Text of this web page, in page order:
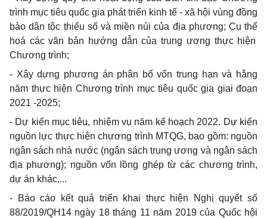
trình mục tiêu quốc gia phát triển kinh tế - xã hội vùng đồng
bào dân tộc thiểu số và miền núicủa địa phương; Cụthể
hoá các văn bản hướng dẫn của trung ương thực hiện
Chương trình;
- Xây dựng phương án phân bổ vốn trung hạn và hằng
năm thực hiện Chương trình mục tiêu quốc gia giai đoạn
2021 -2025;
- Dự kiến mục tiêu, nhiệm vụ năm kế hoạch 2022. Dự kiến
nguồn lực thực hiện chương trình MTQG, bao gồm: nguồn
ngân sách nhà nước (ngân sách trung ương và ngân sách
địa phương); nguồn vốn lồng ghép từ các chương trình,
dự án khác....
- Báo cáo kết quả triển khai thực hiện Nghị quyết số
88/2019/QH 14 ngày 18 tháng 11 năm 2019 của Quốc hội